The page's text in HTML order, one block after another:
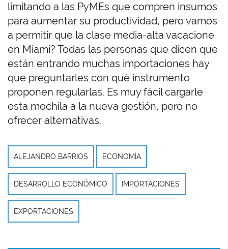
limitando a las PyMEs que compren insumos
para aumentar su productividad, pero vamos
a permitir que la clase media-alta vacacione
en Miami? Todas las personas que dicen que
están entrando muchas importaciones hay
que preguntarles con qué instrumento
proponen regularlas. Es muy fácil cargarle
esta mochila a la nueva gestión, pero no
ofrecer alternativas.
ALEJANDRO BARRIOS ECONOMÍA
DESARROLLO ECONÓMICO IMPORTACIONES
EXPORTACIONES